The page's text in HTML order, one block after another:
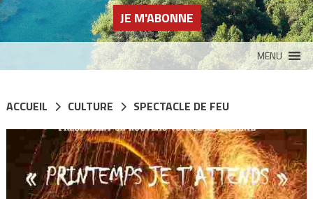
JE M'ABONNE
MENU
ACCUEIL CULTURE SPECTACLE DE FEU